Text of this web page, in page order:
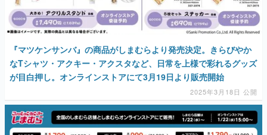
『マツケンサンバ』の商品がしまむらより発売決定。きらびやか
なTシャツ・アクキー・アクスタなど、日常を上様で彩れるグッズ
が目白押し。オンラインストアにて3月19日より販売開始
2025年3月18日 公開